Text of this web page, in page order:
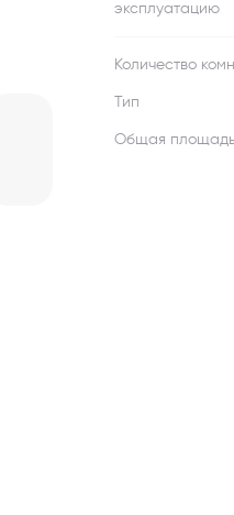
эксплуатацию
Количество
Тип
Общая площадь